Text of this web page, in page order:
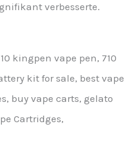
verbesserte.
kingpen vape pen, 710
kit for sale, best vape
buy vape carts, gelato
Cartridges,